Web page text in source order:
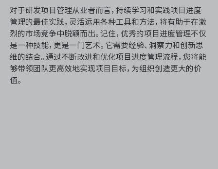
对于研发项目管理从业者而言，持续学习和实践项目进度
管理的最佳实践，灵活运用各种工具和方法，将有助于在激
烈的市场竞争中脱颖而出。记住，优秀的项目进度管理不仅
是一种技能，更是一门艺术。它需要经验、洞察力和创新思
维的结合。通过不断改进和优化项目进度管理流程，您将能
够带领团队更高效地实现项目目标，为组织创造更大的价
值。